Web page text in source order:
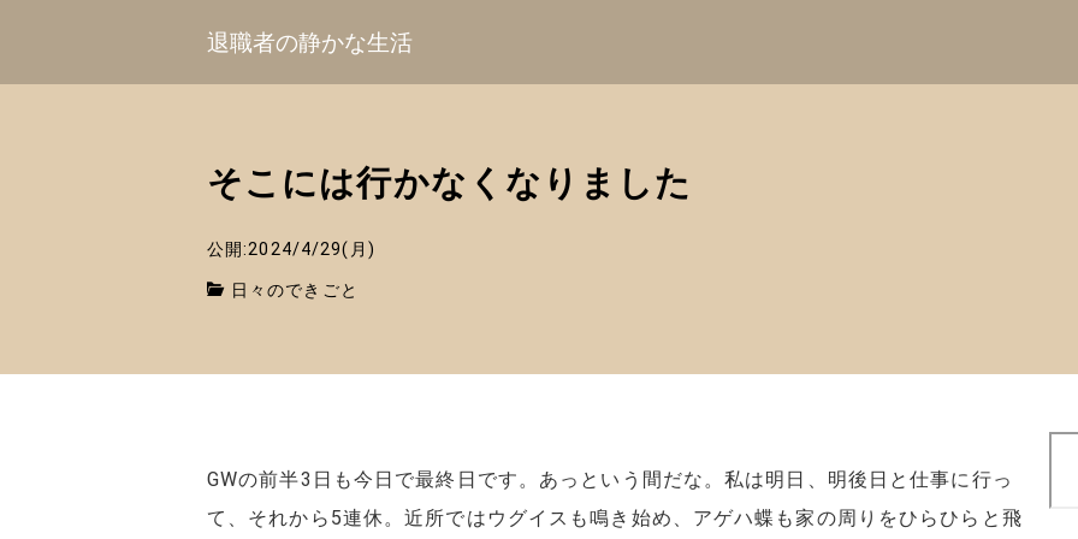
退職者の静かな生活
そこには行かなくなりました
公開:2024/4/29(月)
日々のできごと
GWの前半3日も今日で最終日です。あっという間だな。私は明日、明後日と仕事に行っ
て、それから5連休。近所ではウグイスも鳴き始め、アゲハ蝶も家の周りをひらひらと飛